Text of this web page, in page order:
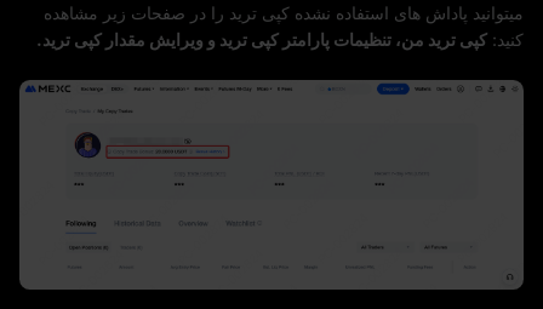
میتوانید پاداش های استفاده نشده کپی ترید را در صفحات زیر مشاهده
کنید: کپی ترید من، تنظیمات پارامتر کپی ترید و ویرایش مقدار کپی ترید.